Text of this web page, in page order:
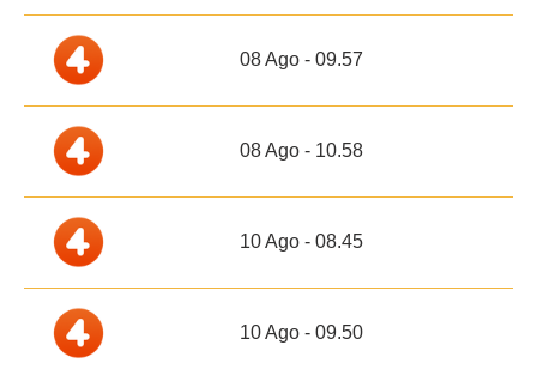
08 Ago - 09.57
08 Ago - 10.58
10 Ago - 08.45
10 Ago - 09.50